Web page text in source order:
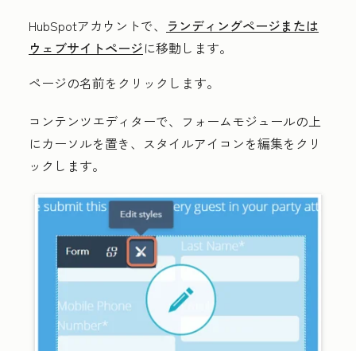
HubSpotアカウントで、 ランディングページまたは
ウェブサイトページに移動します。
ページの名前をクリックします。
コンテンツエディターで、フォームモジュールの上
にカーソルを置き、 スタイルアイコンを編集をクリ
ックします。